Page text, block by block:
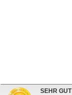
SEHR GUT